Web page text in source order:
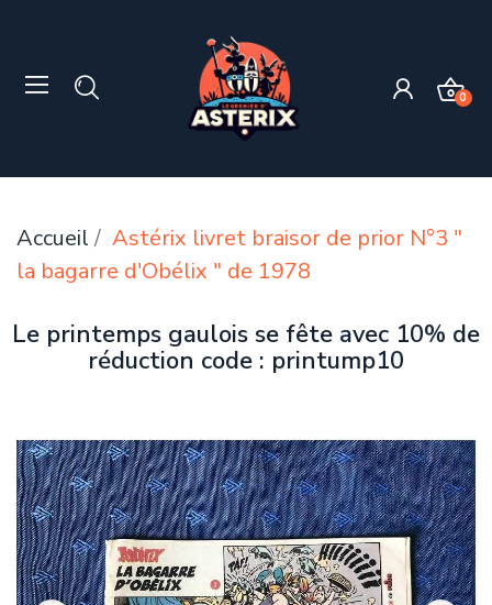
0
Accueil
Astérix livret braisor de prior N°3 "
la bagarre d'Obélix " de 1978
Le printemps gaulois se fête avec 10% de
réduction code : printump10